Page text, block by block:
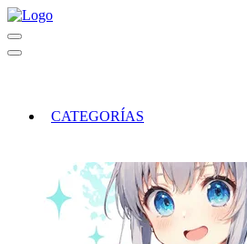
CATEGORÍAS